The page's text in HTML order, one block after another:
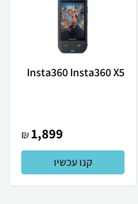
Insta360 Insta360 X5
1,899
₪
קנו עכשיו